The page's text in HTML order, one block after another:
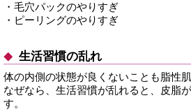
・毛穴パックのやりすぎ
・ピーリングのやりすぎ
生活習慣の乱れ
体の内側の状態が良くないことも脂性
なぜなら、生活習慣が乱れると、皮脂
す。